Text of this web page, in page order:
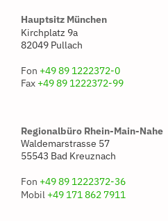
Hauptsitz München
Kirchplatz 9a
82049 Pullach
Fon +49 89 1222372-0
Fax +49 89 1222372-99
Regionalbüro Rhein-Main-Nahe
Waldemarstrasse 57
55543 Bad Kreuznach
Fon +49 89 1222372-36
Mobil +49 171 862 7911